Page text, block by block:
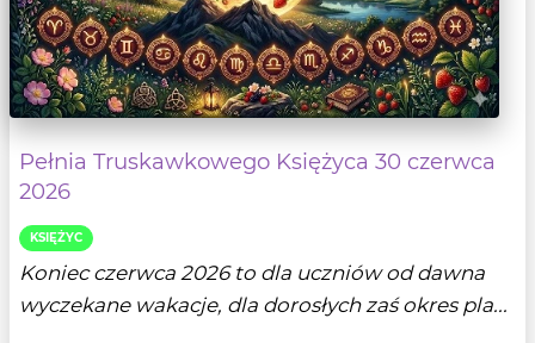
Pełnia Truskawkowego Księżyca 30 czerwca
2026
KSIĘŻYC
Koniec czerwca 2026 to dla uczniów od dawna
wyczekane wakacje, dla dorosłych zaś okres pla...